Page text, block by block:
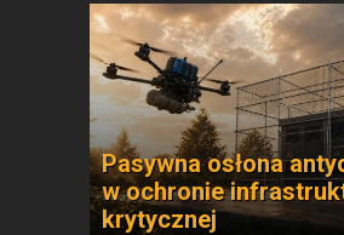
Pasywna osłona
w ochronie
krytycznej